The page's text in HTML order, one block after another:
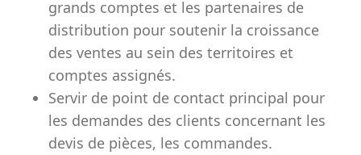
grands comptes et les partenaires de
distribution pour soutenir la croissance
des ventes au sein des territoires et
comptes assignés.
Servir de point de contact principal pour
les demandes des clients concernant les
devis de pièces, les commandes.